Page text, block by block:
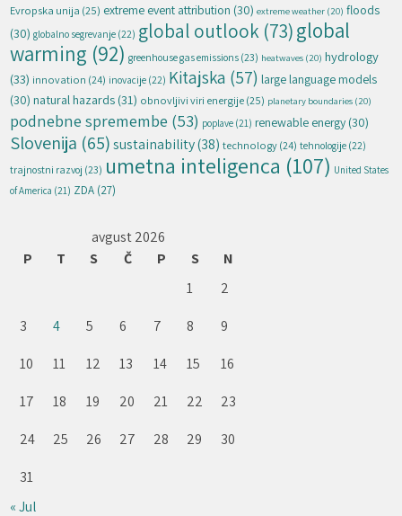
Evropska unija (25) extreme event attribution (30) extreme weather (20) floods
(30) globalno segrevanje (22) global outlook (73)global
warming (92) greenhouse gas emissions (23) heatwaves (20) hydrology
(33) innovation (24) inovacije (22) Kitajska (57) large language models
(30) natural hazards (31) obnovljivi viri energije(25) planetary boundaries (20)
podnebne spremembe (53) poplave (21) renewable energy (30)
Slovenija (65) sustainability(38) technology(24) tehnologije (22)
trajnostni razvoj (23) umetna inteligenca (107) United States
of America (21) ZDA (27)
avgust 2026
P
T S Č P S
N
1
2
3
4 5 6 7 8
9
10
11 12 13 14 15
16
17
18 19 20 21 22
23
24
25 26 27 28 29
30
31
« Jul